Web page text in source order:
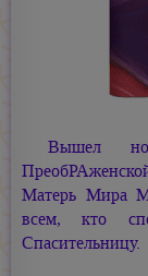
Вышел
Матерь Мира
всем, кто
Спасительницу.